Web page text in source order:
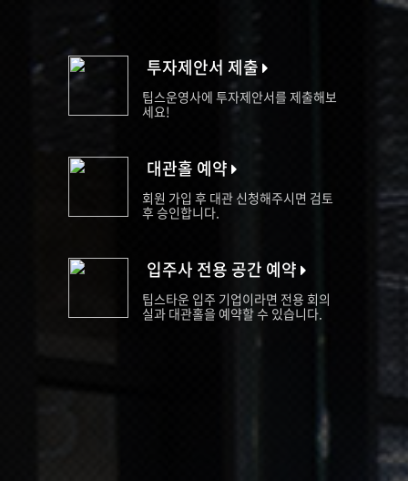
투자제안서 제출
팁스운영사에 투자제안서를 제출해보
세요!
대관홀 예약
회원 가입 후 대관 신청해주시면 검토
후 승인합니다.
입주사 전용 공간 예약
팁스타운 입주 기업이라면 전용 회의
실과 대관홀을 예약할 수 있습니다.